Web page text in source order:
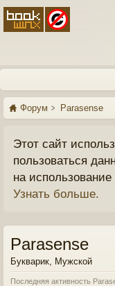
Форум Parasense
Этот сайт
пользоваться
на
Узнать больше.
Parasense
Букварик, Мужской
Последняя активность